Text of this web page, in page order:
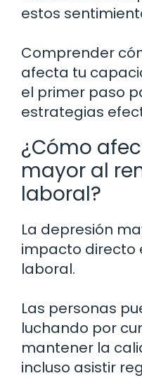
estos
Comprender
afecta tu
el primer paso
estrategias
¿Cómo
mayor al
laboral?
La depresión
impacto directo
laboral.
Las personas
luchando por
mantener la
incluso asistir